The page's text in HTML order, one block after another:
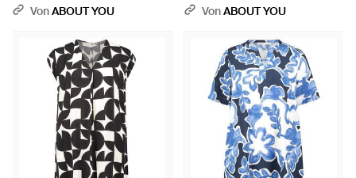
VonABOUT YOU
VonABOUT YOU